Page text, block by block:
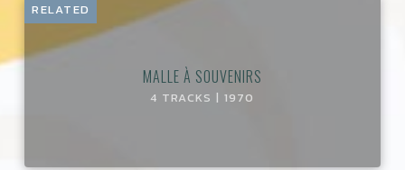
RELATED
MALLE À SOUVENIRS
4 TRACKS | 1970